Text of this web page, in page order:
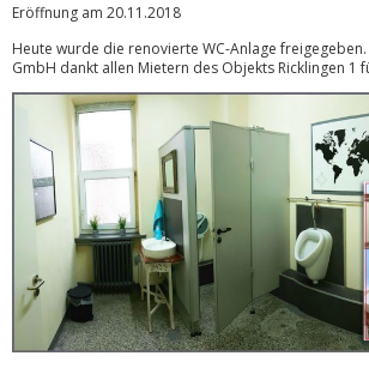
Eröffnung am 20.11.2018
Heute wurde die renovierte WC-Anlage freigegeben.
GmbH dankt allen Mietern des Objekts Ricklingen 1